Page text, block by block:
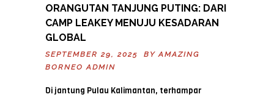
ORANGUTAN TANJUNG PUTING: DARI
CAMP LEAKEY MENUJU KESADARAN
GLOBAL
SEPTEMBER 29, 2025 BYAMAZING
BORNEO ADMIN
Di jantung Pulau Kalimantan, terhampar